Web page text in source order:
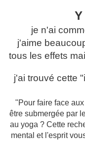
Y
je n'ai
j'aime
tous les effets
j'ai trouvé cette
"Pour faire face
être submergée par
au yoga ? Cette
mental et l'esprit